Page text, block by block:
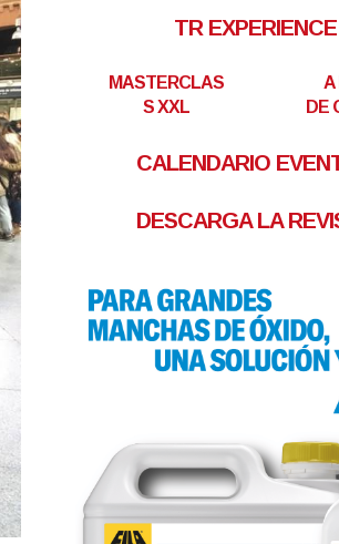
TR EXPERIENCE
MASTERCLAS
S XXL
A
DE
CALENDARIO
DESCARGA LA